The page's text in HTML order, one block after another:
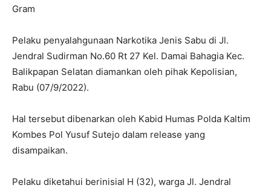
Gram
Pelaku penyalahgunaan Narkotika Jenis Sabu di Jl.
Jendral Sudirman No.60 Rt 27 Kel. Damai Bahagia Kec.
Balikpapan Selatan diamankan oleh pihak Kepolisian,
Rabu (07/9/2022).
Hal tersebut dibenarkan oleh Kabid Humas Polda Kaltim
Kombes Pol Yusuf Sutejo dalam release yang
disampaikan.
Pelaku diketahui berinisial H (32), warga Jl. Jendral